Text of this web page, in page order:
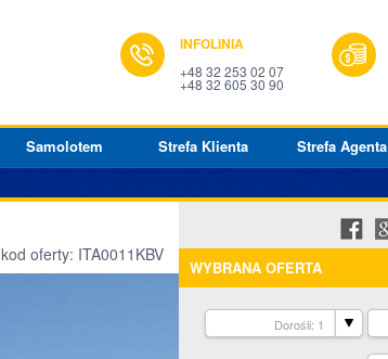
INFOLINIA
+48 32 253 02 07
+48 32 605 30 90
Samolotem Strefa Klienta Strefa Agenta
kod oferty: ITA0011KBV
WYBRANA OFERTA
Dorośli: 1